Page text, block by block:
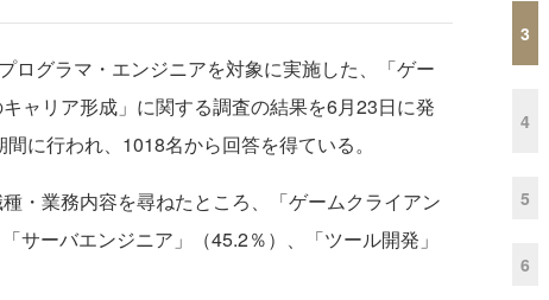
ログラマ・エンジニアを対象に実施した、「ゲー
ャリア形成」に関する調査の結果を6月23日に発
に行われ、1018名から回答を得ている。
・業務内容を尋ねたところ、「ゲームクライアン
サーバエンジニア」（45.2％）、「ツール開発」
3
4
5
6